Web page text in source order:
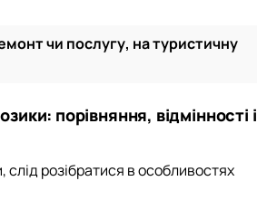
чи послугу, на туристичну
порівняння, відмінності і
розібратися в особливостях